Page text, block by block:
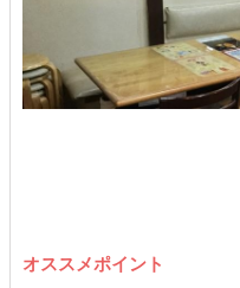
オススメポイント